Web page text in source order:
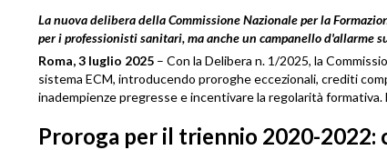
La nuova delibera della Commissione Nazionale per la
per i professionisti sanitari, ma anche un campanello d'allarme
Roma, 3 luglio 2025 – Con la Delibera n. 1/2025, la
sistema ECM, introducendo proroghe eccezionali, crediti
inadempienze pregresse e incentivare la regolarità formativa.
Proroga per il triennio 2020-2022: